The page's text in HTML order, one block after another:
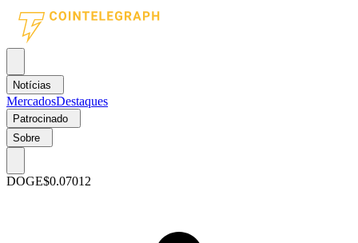
Notícias
MercadosDestaques
Patrocinado
Sobre
DOGE$0.07012